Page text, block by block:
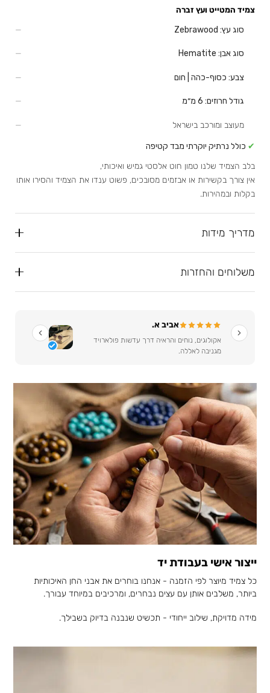
צמיד המטייט ועץ זברה
סוג עץ:
סוג אבן:
צבע: כסוף-כהה | חום
גודל חרוזים:
מעוצב ומורכב בישראל
✔ כולל נרתיק יוקרתי מבד קטיפה
בלב הצמיד שלנו טמון חוט אלסטי גמיש ואיכותי,
אין צורך בקשירות או אבזמים מסובכים, פשוט ענדו את הצמיד והסירו אותו
בקלות ובמהירות.
מדריך מידות
משלוחים והחזרות
אביב א.
אקולוגים, נוחים והראיה דרך עדשות פולארויד
מגניבה לאללה.
ייצור אישי בעבודת יד
כל צמיד מיוצר לפי הזמנה - אנחנו בוחרים את אבני החן האיכותיות
ביותר, משלבים אותן עם עצים נבחרים, ומרכיבים במיוחד עבורך.
מידה מדויקת, שילוב ייחודי - תכשיט שנבנה בדיוק בשבילך.